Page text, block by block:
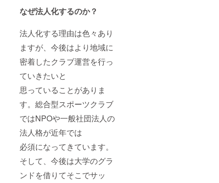
なぜ法人化するのか？
法人化する理由は色々あり
ますが、今後はより地域に
密着したクラブ運営を行っ
ていきたいと
思っていることがありま
す。総合型スポーツクラブ
ではNPOや一般社団法人の
法人格が近年では
必須になってきています。
そして、今後は大学のグラ
ンドを借りてそこでサッ